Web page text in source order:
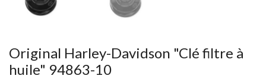
Original Harley-Davidson "Clé filtre à
huile" 94863-10